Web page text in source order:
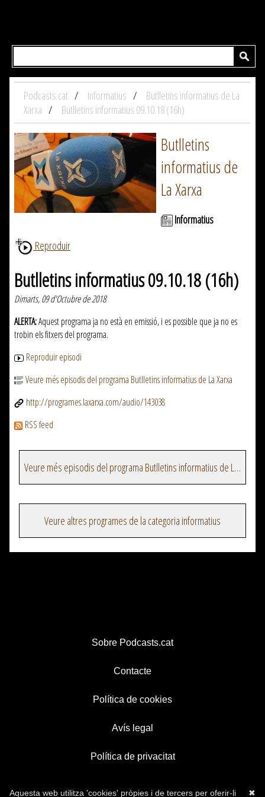
Podcasts.cat Informatius
Butlletins informatius de La
Xarxa
Butlletins informatius 09.10.18 (16h)
Butlletins
informatius de
La Xarxa
Informatius
Reproduir
Butlletins informatius 09.10.18 (16h)
Dimarts, 09 d'Octubre de 2018
ALERTA:Aquest programa ja no està en emissió, i es possible que ja no es
trobin els fitxers del programa.
Reproduir episodi
Veure més episodis del programa Butlletins informatius de La Xarxa
http://programes.laxarxa.com/audio/143038
RSS feed
Veure més episodis del programa Butlletins informatius de La Xarxa
Veure altres programes de la categoria informatius
Sobre Podcasts.cat
Contacte
Política de cookies
Avís legal
Política de privacitat
✖
Aquesta web utilitza 'cookies' pròpies i de tercers per oferir-li